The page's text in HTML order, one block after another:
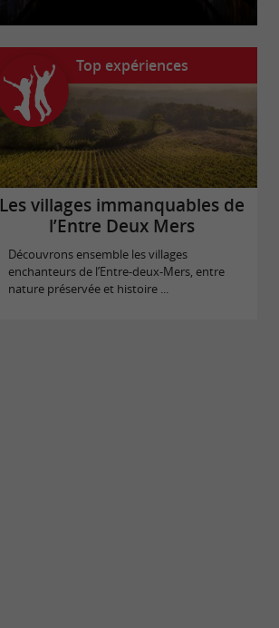
Top expériences
Les villages immanquables de
l’Entre Deux Mers
Découvrons ensemble les villages
enchanteurs de l’Entre-deux-Mers, entre
nature préservée et histoire ...